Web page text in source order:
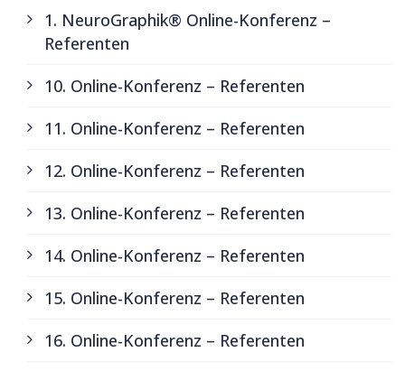
1. NeuroGraphik® Online-Konferenz –
Referenten
10. Online-Konferenz – Referenten
11. Online-Konferenz – Referenten
12. Online-Konferenz – Referenten
13. Online-Konferenz – Referenten
14. Online-Konferenz – Referenten
15. Online-Konferenz – Referenten
16. Online-Konferenz – Referenten